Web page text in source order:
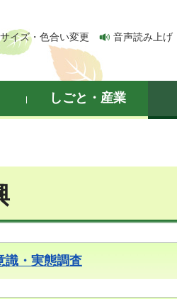
イズ・色合い変更 音声読み上げ
しごと・産業
識・実態調査